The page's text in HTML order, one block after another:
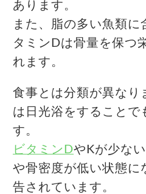
あります。
また、脂の多い魚類
タミンDは骨量を保つ
れます。
食事とは分類が異なり
は日光浴をすることで
す。
ビタミンDやKが少な
や骨密度が低い状態に
告されています。